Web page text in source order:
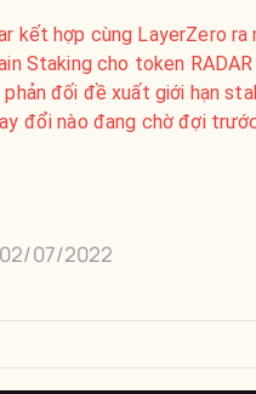
kết hợp cùng LayerZero
Staking cho token RADAR
phản đối đề xuất giới hạn
đổi nào đang chờ đợi
02/07/2022